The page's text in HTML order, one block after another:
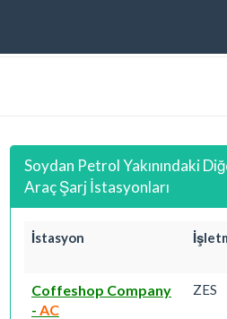
Soydan Petrol Yakınındaki
Araç Şarj İstasyonları
İstasyon
Coffeshop Company
- AC
ZES